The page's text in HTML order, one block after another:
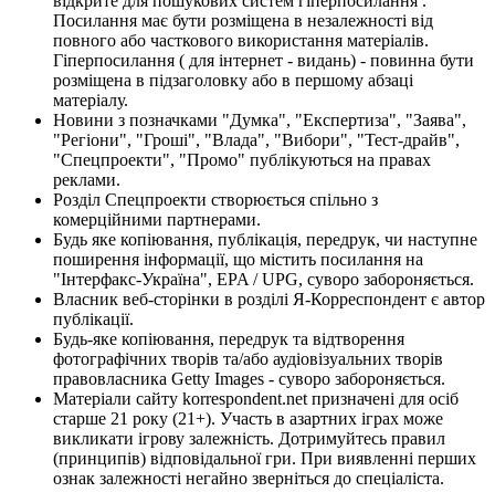
Посилання має бути розміщена в незалежності від
повного або часткового використання матеріалів.
Гіперпосилання ( для інтернет - видань) - повинна бути
розміщена в підзаголовку або в першому абзаці
матеріалу.
Новини з позначками "Думка", "Експертиза", "Заява",
"Регіони", "Гроші", "Влада", "Вибори", "Тест-драйв",
"Спецпроекти", "Промо" публікуються на правах
реклами.
Розділ Спецпроекти створюється спільно з
комерційними партнерами.
Будь яке копіювання, публікація, передрук, чи наступне
поширення інформації, що містить посилання на
"Інтерфакс-Україна", EPA / UPG, суворо забороняється.
Власник веб-сторінки в розділі Я-Корреспондент є автор
публікації.
Будь-яке копіювання, передрук та відтворення
фотографічних творів та/або аудіовізуальних творів
правовласника Getty Images - суворо забороняється.
Матеріали сайту korrespondent.net призначені для осіб
старше 21 року (21+). Участь в азартних іграх може
викликати ігрову залежність. Дотримуйтесь правил
(принципів) відповідальної гри. При виявленні перших
ознак залежності негайно зверніться до спеціаліста.